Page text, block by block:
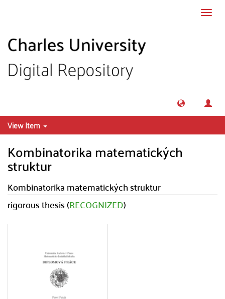
View Item
Kombinatorika matematických
struktur
Kombinatorika matematických struktur
rigorous thesis (RECOGNIZED)